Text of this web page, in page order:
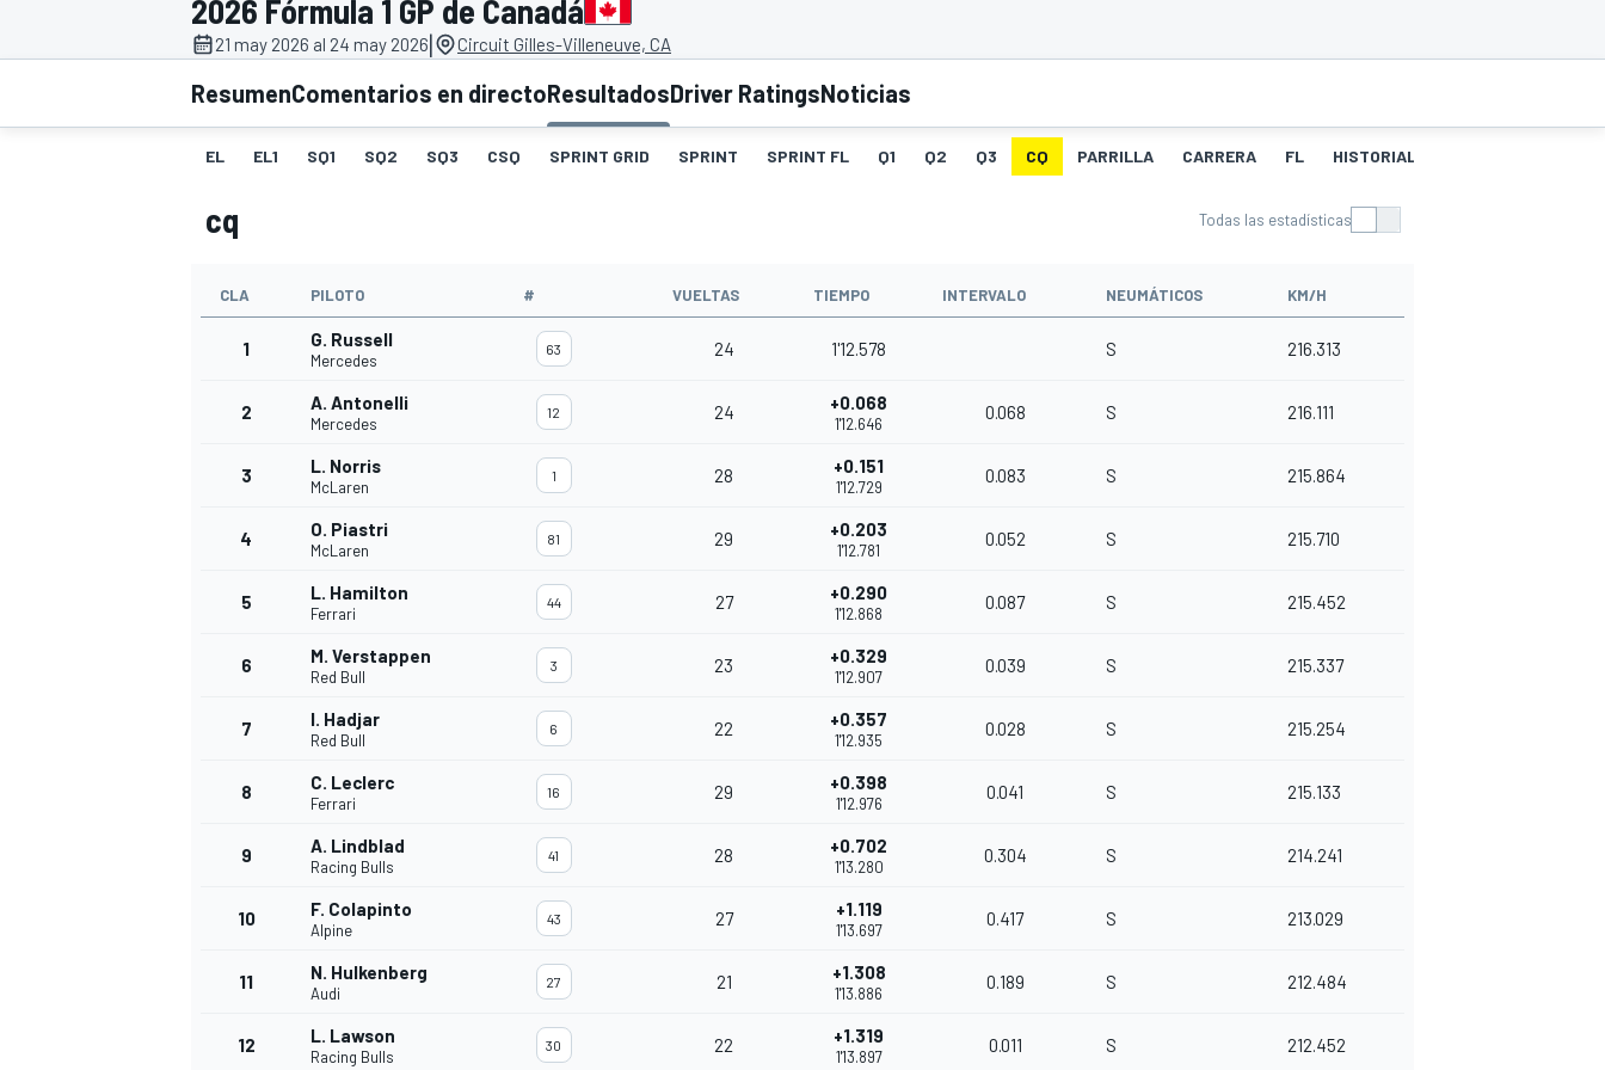
FÓRMULA E MOTO
2026 Fórmula 1 GP de Canadá
21 may 2026 al 24 may 2026| Circuit Gilles-Villeneuve, CA
ResumenComentarios en directoResultadosDriver RatingsNoticias
EL EL1 SQ1 SQ2 SQ3 CSQ SPRINT GRID SPRINT SPRINT FL Q1 Q2 Q3 CQ PARRILLA CARRERA FL HISTORIAL DE NEUMÁTICOS
cq Todas las estadísticas
CLA PILOTO # VUELTAS TIEMPO INTERVALO NEUMÁTICOS KM/H
1 G. Russell
Mercedes
63 24 1'12.578 S 216.313
2 A. Antonelli
Mercedes
12 24 +0.068
1'12.646
0.068 S 216.111
3 L. Norris
McLaren
1 28 +0.151
1'12.729
0.083 S 215.864
4 O. Piastri
McLaren
81 29 +0.203
1'12.781
0.052 S 215.710
5 L. Hamilton
Ferrari
44 27 +0.290
1'12.868
0.087 S 215.452
6 M. Verstappen
Red Bull
3 23 +0.329
1'12.907
0.039 S 215.337
7 I. Hadjar
Red Bull
6 22 +0.357
1'12.935
0.028 S 215.254
8 C. Leclerc
Ferrari
16 29 +0.398
1'12.976
0.041 S 215.133
9 A. Lindblad
Racing Bulls
41 28 +0.702
1'13.280
0.304 S 214.241
10 F. Colapinto
Alpine
43 27 +1.119
1'13.697
0.417 S 213.029
11 N. Hulkenberg
Audi
27 21 +1.308
1'13.886
0.189 S 212.484
12 L. Lawson
Racing Bulls
30 22 +1.319
1'13.897
0.011 S 212.452